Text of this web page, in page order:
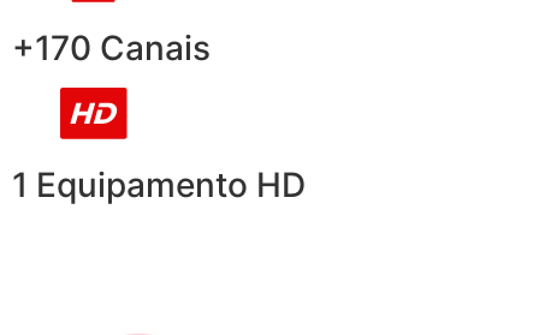
+170 Canais
1 Equipamento HD